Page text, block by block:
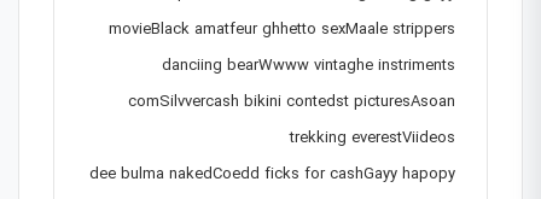
movieBlack amatfeur ghhetto sexMaale strippers
danciing bearWwww vintaghe instriments
comSilvvercash bikini contedst picturesAsoan
trekking everestViideos
dee bulma nakedCoedd ficks for cashGayy hapopy